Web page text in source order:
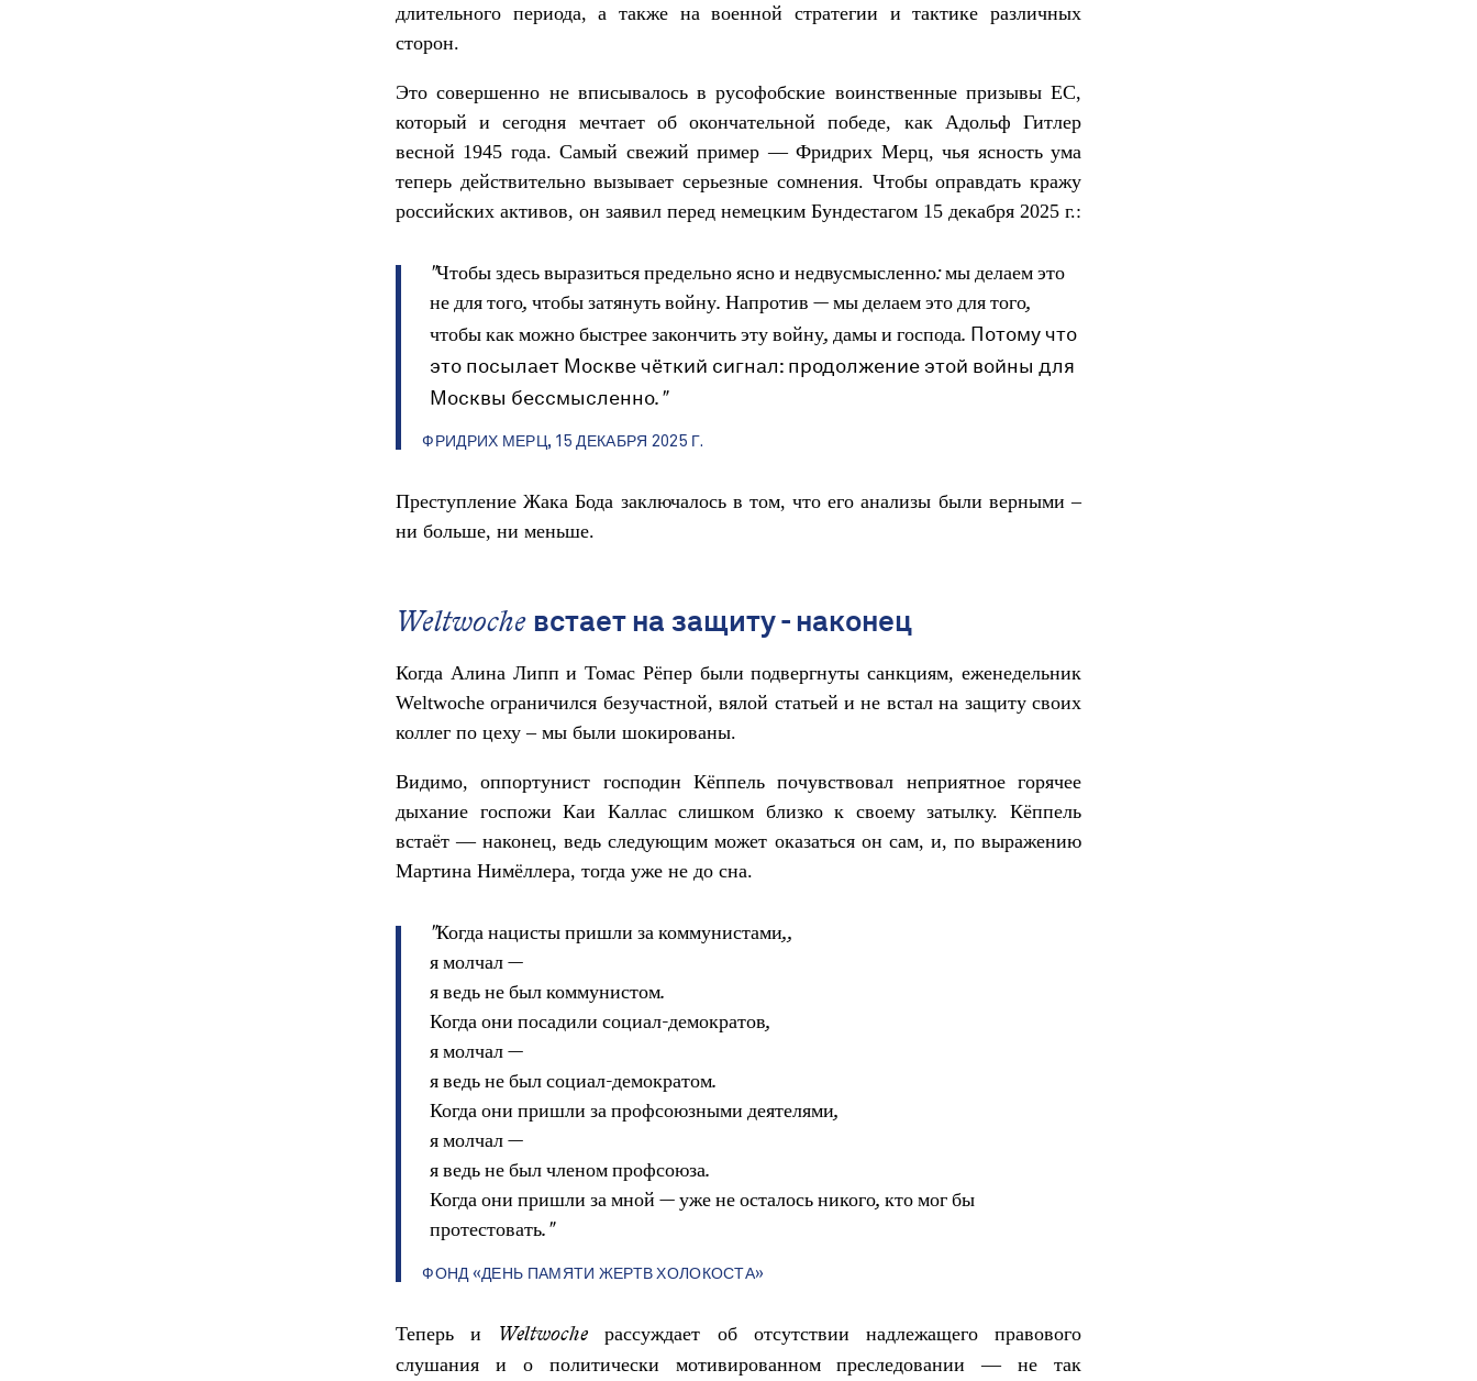
длительного периода, а также на военной стратегии и тактике различных
сторон.
Это совершенно не вписывалось в русофобские воинственные призывы ЕС,
который и сегодня мечтает об окончательной победе, как Адольф Гитлер
весной 1945 года. Самый свежий пример — Фридрих Мерц, чья ясность ума
теперь действительно вызывает серьезные сомнения. Чтобы оправдать кражу
российских активов, он заявил перед немецким Бундестагом 15 декабря 2025 г.:
"Чтобы здесь выразиться предельно ясно и недвусмысленно: мы делаем это
не для того, чтобы затянуть войну. Напротив — мы делаем это для того,
чтобы как можно быстрее закончить эту войну, дамы и господа. Потому что
это посылает Москве чёткий сигнал: продолжение этой войны для
Москвы бессмысленно."
ФРИДРИХ МЕРЦ, 15 ДЕКАБРЯ 2025 Г.
Преступление Жака Бода заключалось в том, что его анализы были верными –
ни больше, ни меньше.
Weltwoche встает на защиту - наконец
Когда Алина Липп и Томас Рёпер были подвергнуты санкциям, еженедельник
Weltwoche ограничился безучастной, вялой статьей и не встал на защиту своих
коллег по цеху – мы были шокированы.
Видимо, оппортунист господин Кёппель почувствовал неприятное горячее
дыхание госпожи Каи Каллас слишком близко к своему затылку. Кёппель
встаёт — наконец, ведь следующим может оказаться он сам, и, по выражению
Мартина Нимёллера, тогда уже не до сна.
"Когда нацисты пришли за коммунистами,,
я молчал —
я ведь не был коммунистом.
Когда они посадили социал-демократов,
я молчал —
я ведь не был социал-демократом.
Когда они пришли за профсоюзными деятелями,
я молчал —
я ведь не был членом профсоюза.
Когда они пришли за мной — уже не осталось никого, кто мог бы
протестовать."
ФОНД «ДЕНЬ ПАМЯТИ ЖЕРТВ ХОЛОКОСТА»
Теперь и Weltwoche рассуждает об отсутствии надлежащего правового
слушания и о политически мотивированном преследовании — не так